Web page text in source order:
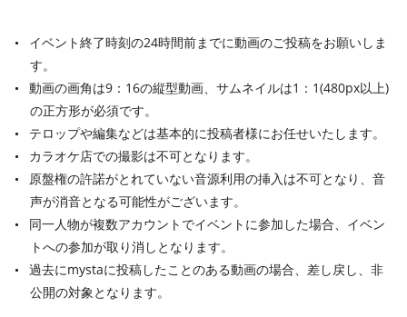
イベント終了時刻の24時間前までに動画のご投稿をお願いしま
す。
動画の画角は9：16の縦型動画、サムネイルは1：1(480px以上)
の正方形が必須です。
テロップや編集などは基本的に投稿者様にお任せいたします。
カラオケ店での撮影は不可となります。
原盤権の許諾がとれていない音源利用の挿入は不可となり、音
声が消音となる可能性がございます。
同一人物が複数アカウントでイベントに参加した場合、イベン
トへの参加が取り消しとなります。
過去にmystaに投稿したことのある動画の場合、差し戻し、非
公開の対象となります。